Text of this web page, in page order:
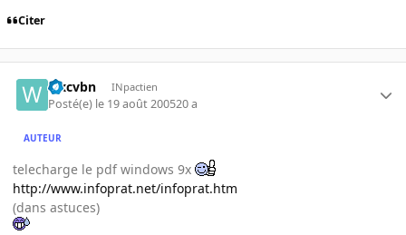
Citer
wxcvbn INpactien
Posté(e) le 19 août 200520 a
AUTEUR
telecharge le pdf windows 9x
http://www.infoprat.net/infoprat.htm
(dans astuces)